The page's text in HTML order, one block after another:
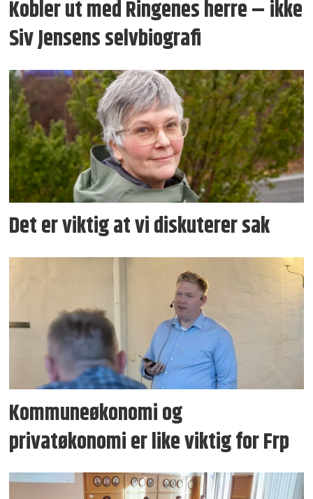
Kobler ut med Ringenes herre – ikke
Siv Jensens selvbiografi
Det er viktig at vi diskuterer sak
Kommuneøkonomi og
privatøkonomi er like viktig for Frp